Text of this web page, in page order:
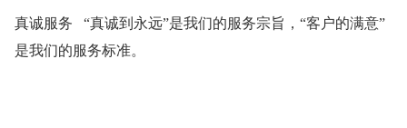
真诚服务 “真诚到永远”是我们的服务宗旨，“客户的满意”
是我们的服务标准。